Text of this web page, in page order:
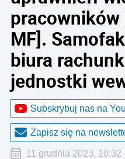
MF].
biura
jednostki
Subskrybuj nas na
Zapisz się na
11 grudnia 2023, 10:32